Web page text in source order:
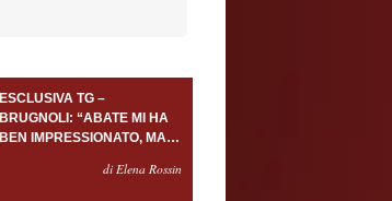
ESCLUSIVA TG –
BRUGNOLI: “ABATE MI HA
BEN IMPRESSIONATO, MA
PORTIERE SERVONOdi Elena Rossin